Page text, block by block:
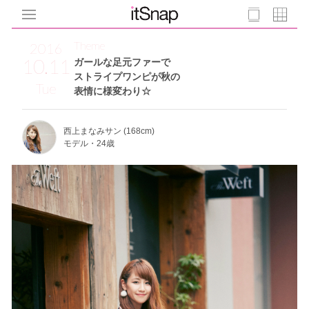
2016
10.11
Tue
ガールな足元ファーで
ストライプワンピが秋の
表情に様変わり☆
Theme
西上まなみサン (168cm)
モデル・24歳